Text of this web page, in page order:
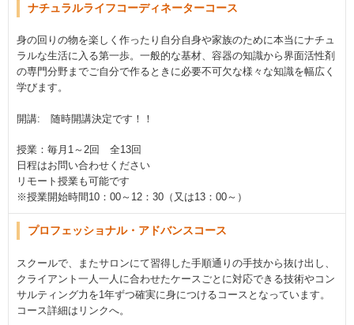
ナチュラルライフコーディネーターコース
身の回りの物を楽しく作ったり自分自身や家族のために本当にナチュ
ラルな生活に入る第一歩。一般的な基材、容器の知識から界面活性剤
の専門分野までご自分で作るときに必要不可欠な様々な知識を幅広く
学びます。
開講: 随時開講決定です！！
授業：毎月1～2回 全13回
日程はお問い合わせください
リモート授業も可能です
※授業開始時間10：00～12：30（又は13：00～）
プロフェッショナル・アドバンスコース
スクールで、またサロンにて習得した手順通りの手技から抜け出し、
クライアント一人一人に合わせたケースごとに対応できる技術やコン
サルティング力を1年ずつ確実に身につけるコースとなっています。
コース詳細はリンクへ。